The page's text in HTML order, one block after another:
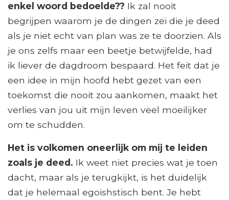
enkel woord bedoelde?? Ik zal nooit
begrijpen waarom je de dingen zei die je deed
als je niet echt van plan was ze te doorzien. Als
je ons zelfs maar een beetje betwijfelde, had
ik liever de dagdroom bespaard. Het feit dat je
een idee in mijn hoofd hebt gezet van een
toekomst die nooit zou aankomen, maakt het
verlies van jou uit mijn leven veel moeilijker
om te schudden.
Het is volkomen oneerlijk om mij te leiden
zoals je deed. Ik weet niet precies wat je toen
dacht, maar als je terugkijkt, is het duidelijk
dat je helemaal egoishstisch bent. Je hebt